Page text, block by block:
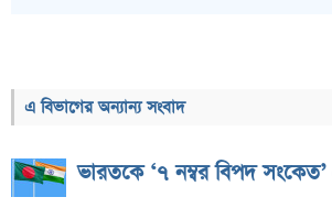
এ বিভাগের অন্যান্য সংবাদ
ভারতকে ‘৭ নম্বর বিপদ সংকেত’